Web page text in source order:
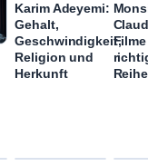
Karim Adeyemi:
Gehalt,
Geschwindigkeit,
Religion und
Herkunft